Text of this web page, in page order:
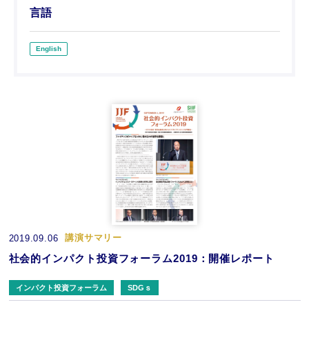
言語
English
2019.09.06 講演サマリー
社会的インパクト投資フォーラム2019：開催レポート
インパクト投資フォーラム SDGｓ